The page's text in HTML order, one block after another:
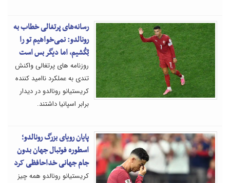
رسانه‌های پرتغالی خطاب به
رونالدو: نمی‌خواهیم تو را
بُکُشیم، اما دیگر بس است
روزنامه های پرتغالی واکنش
تندی به عملکرد ناامید کننده
کریستیانو رونالدو در دیدار
برابر اسپانیا داشتند.
پایان رویای بزرگ رونالدو؛
اسطوره فوتبال جهان بدون
جام جهانی خداحافظی کرد
کریستیانو رونالدو همه چیز